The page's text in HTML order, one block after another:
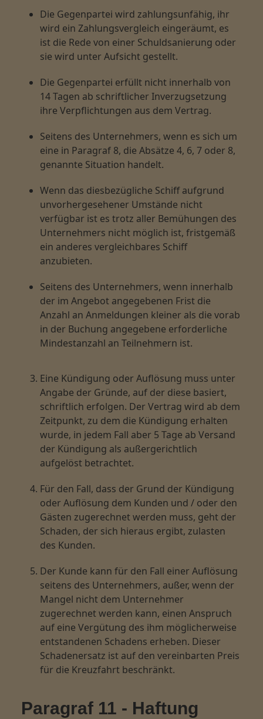
Die Gegenpartei wird zahlungsunfähig, ihr
wird ein Zahlungsvergleich eingeräumt, es
ist die Rede von einer Schuldsanierung oder
sie wird unter Aufsicht gestellt.
Die Gegenpartei erfüllt nicht innerhalb von
14 Tagen ab schriftlicher Inverzugsetzung
ihre Verpflichtungen aus dem Vertrag.
Seitens des Unternehmers, wenn es sich um
eine in Paragraf 8, die Absätze 4, 6, 7 oder 8,
genannte Situation handelt.
Wenn das diesbezügliche Schiff aufgrund
unvorhergesehener Umstände nicht
verfügbar ist es trotz aller Bemühungen des
Unternehmers nicht möglich ist, fristgemäß
ein anderes vergleichbares Schiff
anzubieten.
Seitens des Unternehmers, wenn innerhalb
der im Angebot angegebenen Frist die
Anzahl an Anmeldungen kleiner als die vorab
in der Buchung angegebene erforderliche
Mindestanzahl an Teilnehmern ist.
Eine Kündigung oder Auflösung muss unter
Angabe der Gründe, auf der diese basiert,
schriftlich erfolgen. Der Vertrag wird ab dem
Zeitpunkt, zu dem die Kündigung erhalten
wurde, in jedem Fall aber 5 Tage ab Versand
der Kündigung als außergerichtlich
aufgelöst betrachtet.
Für den Fall, dass der Grund der Kündigung
oder Auflösung dem Kunden und / oder den
Gästen zugerechnet werden muss, geht der
Schaden, der sich hieraus ergibt, zulasten
des Kunden.
Der Kunde kann für den Fall einer Auflösung
seitens des Unternehmers, außer, wenn der
Mangel nicht dem Unternehmer
zugerechnet werden kann, einen Anspruch
auf eine Vergütung des ihm möglicherweise
entstandenen Schadens erheben. Dieser
Schadenersatz ist auf den vereinbarten Preis
für die Kreuzfahrt beschränkt.
Paragraf 11 - Haftung